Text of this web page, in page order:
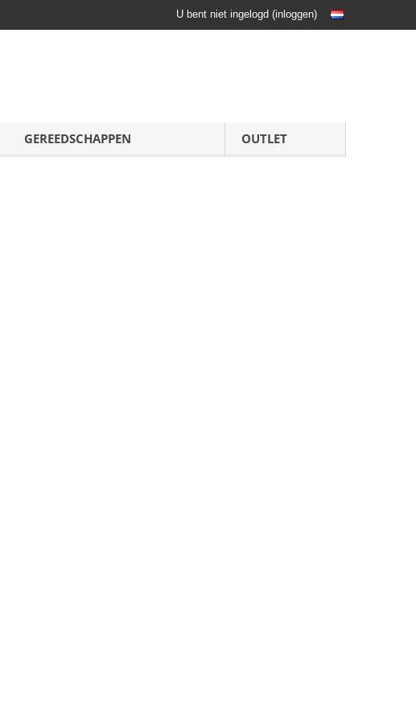
U bent niet ingelogd (inloggen)
GEREEDSCHAPPEN OUTLET